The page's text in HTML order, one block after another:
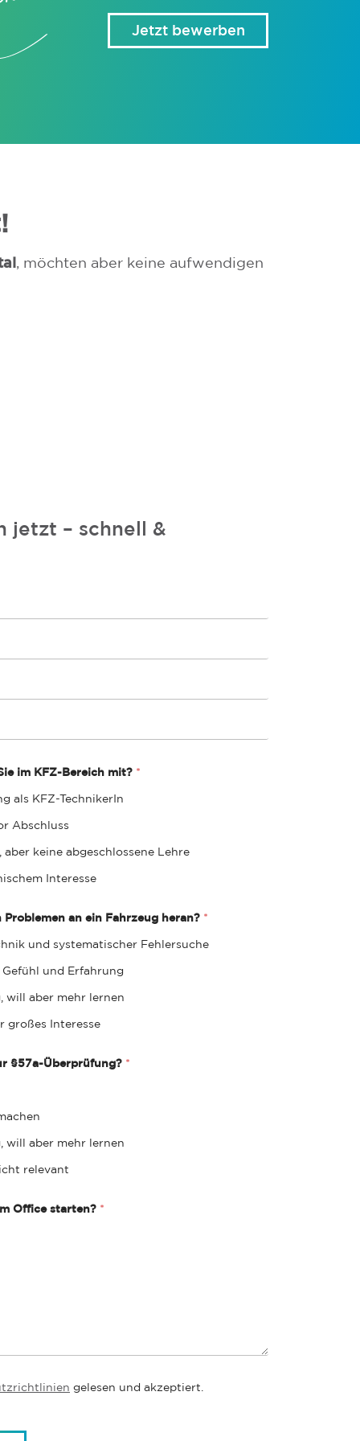
Jetzt bewerben
, möchten aber keine aufwendigen
jetzt – schnell &
im KFZ-Bereich mit? *
als KFZ-TechnikerIn
Abschluss
keine abgeschlossene Lehre
Interesse
an ein Fahrzeug heran? *
und systematischer Fehlersuche
und Erfahrung
will aber mehr lernen
großes Interesse
§57a-Überprüfung? *
will aber mehr lernen
relevant
Office starten? *
gelesen und akzeptiert.